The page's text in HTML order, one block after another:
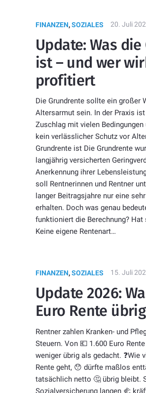
FINANZEN,SOZIALES 20. Juli
Update: Was
ist – und wer
profitiert
Die Grundrente sollte ein großer
Altersarmut sein. In der Praxis
Zuschlag mit vielen Bedingungen
kein verlässlicher Schutz vor
Grundrente ist Die Grundrente
langjährig versicherten
Anerkennung ihrer
soll Rentnerinnen und Rentner
langer Beitragsjahre nur eine
erhalten. Doch was genau
funktioniert die Berechnung?
Keine eigene Rentenart…
FINANZEN,SOZIALES 15. Juli
Update 2026:
Euro Rente
Rentner zahlen Kranken- und
Steuern. Von 💶 1.600 Euro
weniger übrig als gedacht. ❓Wie
Rente geht, 😯 dürfte maßlos
tatsächlich netto 🤔 übrig bleibt.
Sozialversicherung langen 🫲